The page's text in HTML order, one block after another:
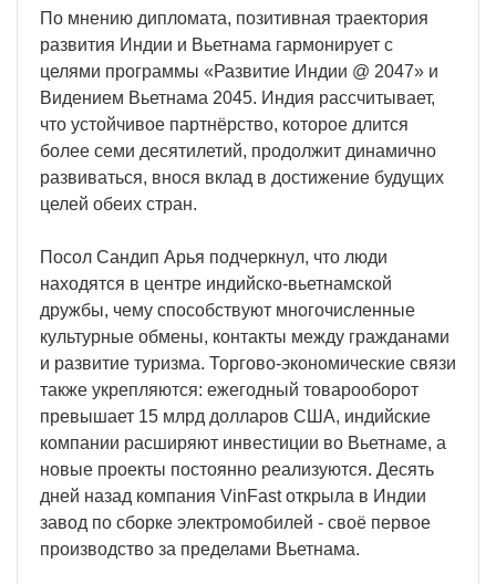
По мнению дипломата, позитивная траектория
развития Индии и Вьетнама гармонирует с
целями программы «Развитие Индии @ 2047» и
Видением Вьетнама 2045. Индия рассчитывает,
что устойчивое партнёрство, которое длится
более семи десятилетий, продолжит динамично
развиваться, внося вклад в достижение будущих
целей обеих стран.
Посол Сандип Арья подчеркнул, что люди
находятся в центре индийско-вьетнамской
дружбы, чему способствуют многочисленные
культурные обмены, контакты между гражданами
и развитие туризма. Торгово-экономические связи
также укрепляются: ежегодный товарооборот
превышает 15 млрд долларов США, индийские
компании расширяют инвестиции во Вьетнаме, а
новые проекты постоянно реализуются. Десять
дней назад компания VinFast открыла в Индии
завод по сборке электромобилей - своё первое
производство за пределами Вьетнама.